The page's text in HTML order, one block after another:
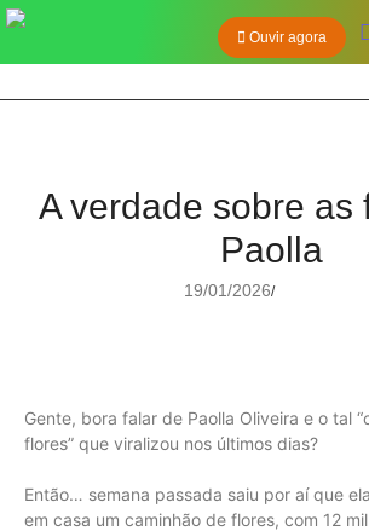
Ouvir agora
A verdade sobre as
Paolla
19/01/2026/
Gente, bora falar de Paolla Oliveira e o tal
flores” que viralizou nos últimos dias?
Então… semana passada saiu por aí que
em casa um caminhão de flores, com 12